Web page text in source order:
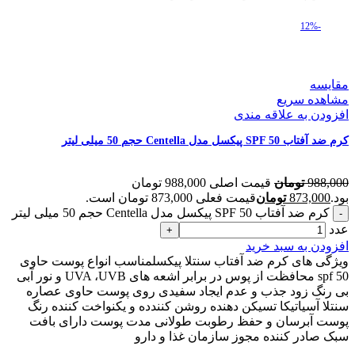
-12%
مقایسه
مشاهده سریع
افزودن به علاقه مندی
کرم ضد آفتاب SPF 50 پیکسل مدل Centella حجم 50 میلی لیتر
988,000 تومان
قیمت اصلی 988,000 تومان
بود.873,000 تومانقیمت فعلی 873,000 تومان است.
کرم ضد آفتاب SPF 50 پیکسل مدل Centella حجم 50 میلی لیتر
عدد
افزودن به سبد خرید
ویژگی های کرم ضد آفتاب سنتلا پیکسلمناسب انواع پوست حاوی
spf 50 محافظت از پوس در برابر اشعه های UVA ،UVB و نور آبی
بی رنگ زود جذب و عدم ایجاد سفیدی روی پوست حاوی عصاره
سنتلا آسیاتیکا تسیکن دهنده روشن کنندده و یکنواخت کننده رنگ
پوست آبرسان و حفظ رطوبت طولانی مدت پوست دارای بافت
سبک صادر کننده مجوز سازمان غذا و دارو